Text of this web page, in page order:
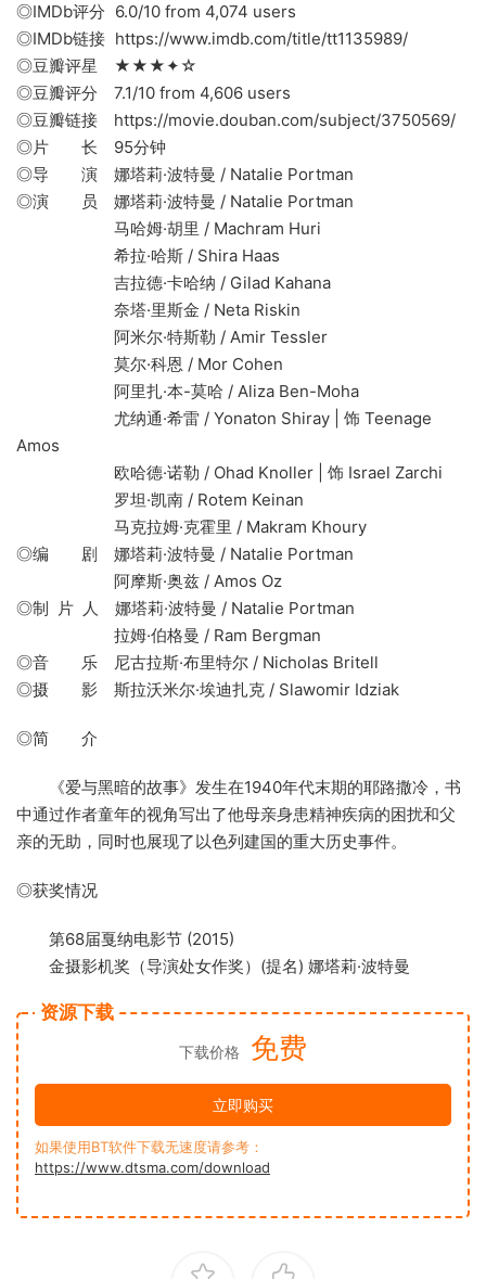
◎IMDb评分 6.0/10 from 4,074 users
◎IMDb链接 https://www.imdb.com/title/tt1135989/
◎豆瓣评星 ★★★✦☆
◎豆瓣评分 7.1/10 from 4,606 users
◎豆瓣链接 https://movie.douban.com/subject/3750569/
◎片 长 95分钟
◎导 演 娜塔莉·波特曼 / Natalie Portman
◎演 员 娜塔莉·波特曼 / Natalie Portman
马哈姆·胡里 / Machram Huri
希拉·哈斯 / Shira Haas
吉拉德·卡哈纳 / Gilad Kahana
奈塔·里斯金 / Neta Riskin
阿米尔·特斯勒 / Amir Tessler
莫尔·科恩 / Mor Cohen
阿里扎·本-莫哈 / Aliza Ben-Moha
尤纳通·希雷 / Yonaton Shiray | 饰 Teenage
Amos
欧哈德·诺勒 / Ohad Knoller | 饰 Israel Zarchi
罗坦·凯南 / Rotem Keinan
马克拉姆·克霍里 / Makram Khoury
◎编 剧 娜塔莉·波特曼 / Natalie Portman
阿摩斯·奥兹 / Amos Oz
◎制 片 人 娜塔莉·波特曼 / Natalie Portman
拉姆·伯格曼 / Ram Bergman
◎音 乐 尼古拉斯·布里特尔 / Nicholas Britell
◎摄 影 斯拉沃米尔·埃迪扎克 / Slawomir Idziak
◎简 介
《爱与黑暗的故事》发生在1940年代末期的耶路撒冷，书
中通过作者童年的视角写出了他母亲身患精神疾病的困扰和父
亲的无助，同时也展现了以色列建国的重大历史事件。
◎获奖情况
第68届戛纳电影节 (2015)
金摄影机奖（导演处女作奖）(提名) 娜塔莉·波特曼
资源下载
下载价格 免费
立即购买
如果使用BT软件下载无速度请参考：
https://www.dtsma.com/download